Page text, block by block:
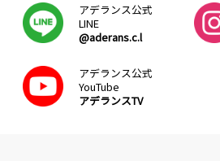
アデランス公式
LINE
@aderans.c.l
アデランス公式
YouTube
アデランスTV